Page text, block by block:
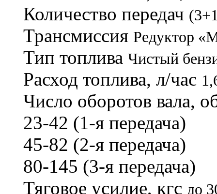
Количество передач
Трансмиссия Редуктор
Тип топлива Чистый
Расход топлива, л/час
Число оборотов вала,
23-42 (1-я передача)
45-82 (2-я передача)
80-145 (3-я передача)
Тяговое усилие, кгс до